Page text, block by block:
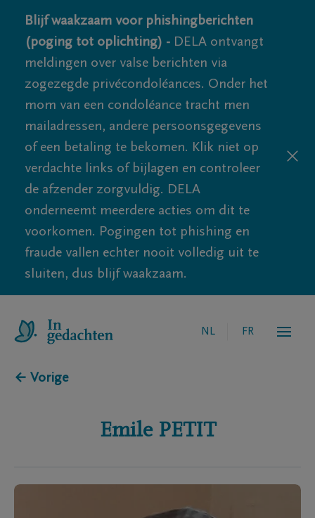
Blijf waakzaam voor phishingberichten
(poging tot oplichting) - DELA ontvangt
meldingen over valse berichten via
zogezegde privécondoléances. Onder het
mom van een condoléance tracht men
mailadressen, andere persoonsgegevens
of een betaling te bekomen. Klik niet op
verdachte links of bijlagen en controleer
de afzender zorgvuldig. DELA
onderneemt meerdere acties om dit te
voorkomen. Pogingen tot phishing en
fraude vallen echter nooit volledig uit te
sluiten, dus blijf waakzaam.
NL FR
← Vorige
Emile PETIT